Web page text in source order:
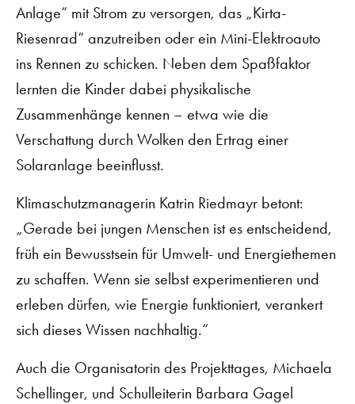
Anlage“ mit Strom zu versorgen, das „Kirta-
Riesenrad“ anzutreiben oder ein Mini-Elektroauto
ins Rennen zu schicken. Neben dem Spaßfaktor
lernten die Kinder dabei physikalische
Zusammenhänge kennen – etwa wie die
Verschattung durch Wolken den Ertrag einer
Solaranlage beeinflusst.
Klimaschutzmanagerin Katrin Riedmayr betont:
„Gerade bei jungen Menschen ist es entscheidend,
früh ein Bewusstsein für Umwelt- und Energiethemen
zu schaffen. Wenn sie selbst experimentieren und
erleben dürfen, wie Energie funktioniert, verankert
sich dieses Wissen nachhaltig.“
Auch die Organisatorin des Projekttages, Michaela
Schellinger, und Schulleiterin Barbara Gagel